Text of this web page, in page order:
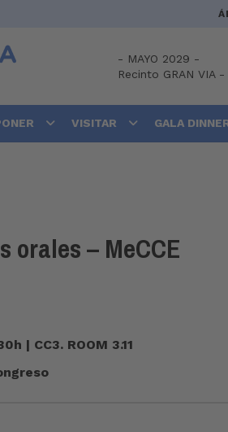
- MAYO 2029 -
Recinto GRAN VIA-
VISITAR GALA
orales – MeCCE
| CC3. ROOM 3.11